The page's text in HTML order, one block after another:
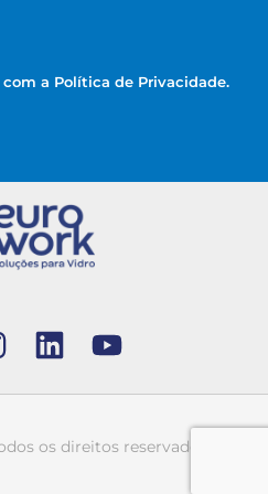
a Política de Privacidade.
os direitos reservados.